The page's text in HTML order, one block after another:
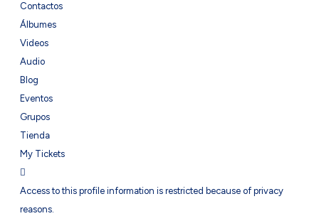
Contactos
Álbumes
Videos
Audio
Blog
Eventos
Grupos
Tienda
My Tickets
Access to this profile information is restricted because of privacy
reasons.